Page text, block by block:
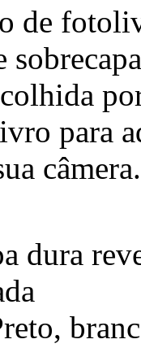
de
para
câmera.
dura